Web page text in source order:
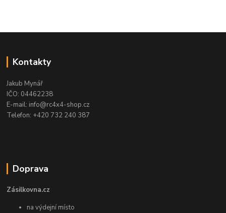
Kontakty
Jakub Mynář
IČO: 04462238
E-mail: info@rc4x4-shop.cz
Telefon: +420 732 240 387
Doprava
Zásilkovna.cz
na výdejní místo